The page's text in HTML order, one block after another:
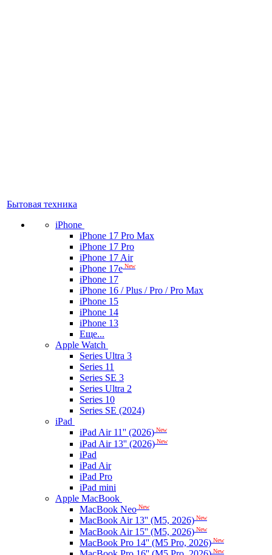
Бытовая техника
iPhone
iPhone 17 Pro Max
iPhone 17 Pro
iPhone 17 Air
iPhone 17e New
iPhone 17
iPhone 16 / Plus / Pro / Pro Max
iPhone 15
iPhone 14
iPhone 13
Еще...
Apple Watch
Series Ultra 3
Series 11
Series SE 3
Series Ultra 2
Series 10
Series SE (2024)
iPad
iPad Air 11'' (2026) New
iPad Air 13'' (2026) New
iPad
iPad Air
iPad Pro
iPad mini
Apple MacBook
MacBook Neo New
MacBook Air 13'' (M5, 2026) New
MacBook Air 15'' (M5, 2026) New
MacBook Pro 14'' (M5 Pro, 2026) New
New